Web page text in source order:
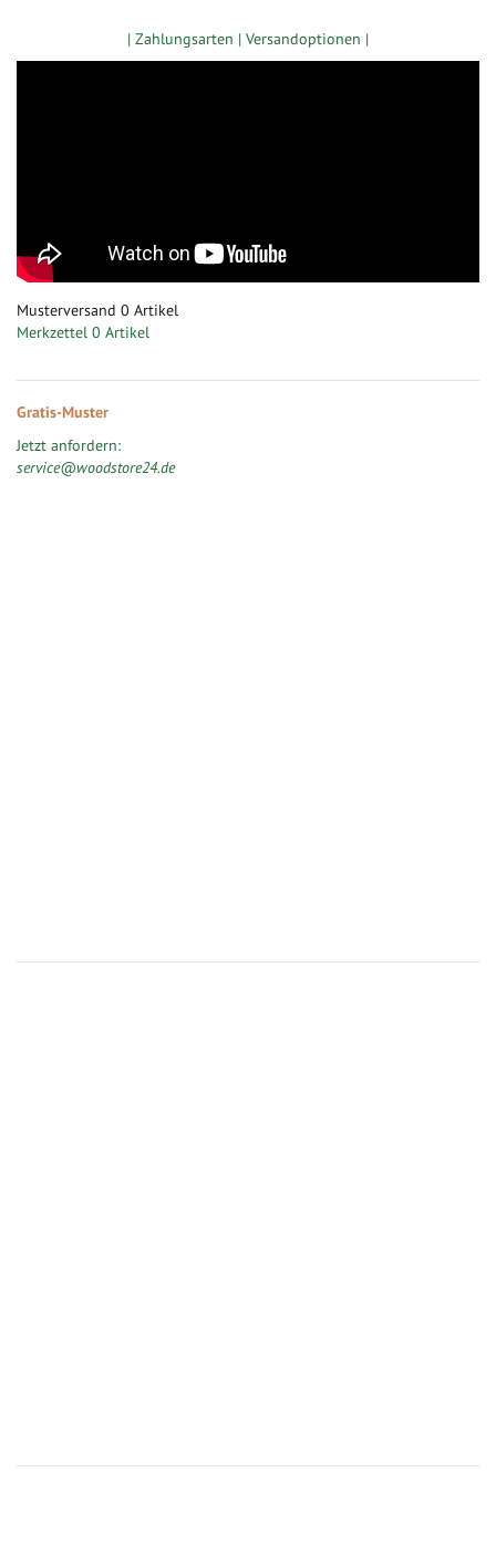
| Zahlungsarten | Versandoptionen |
Musterversand 0 Artikel
Merkzettel 0 Artikel
Gratis-Muster
Jetzt anfordern:
service@woodstore24.de